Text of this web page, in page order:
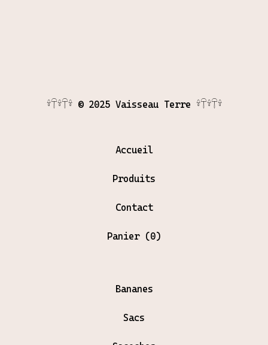
𓍊𓋼𓍊𓋼𓍊 © 2025 Vaisseau Terre 𓍊𓋼𓍊𓋼𓍊
Accueil
Produits
Contact
Panier (0)
Bananes
Sacs